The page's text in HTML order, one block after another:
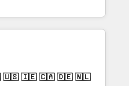
2024, 2025. • Partner of the
Let Cebra’s experts help
and with impact.
fueled by curiosity—to turn
challenges into meaningful
is more than just
That’s why we lean
them into thoughtful
that actually make a